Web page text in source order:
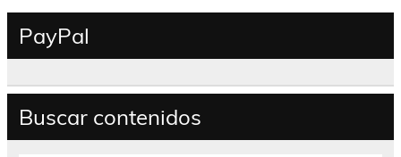
PayPal
Buscar contenidos